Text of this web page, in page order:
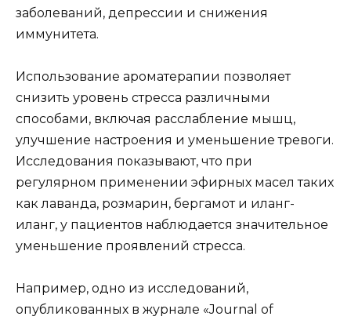
заболеваний, депрессии и снижения
иммунитета.
Использование ароматерапии позволяет
снизить уровень стресса различными
способами, включая расслабление мышц,
улучшение настроения и уменьшение тревоги.
Исследования показывают, что при
регулярном применении эфирных масел таких
как лаванда, розмарин, бергамот и иланг-
иланг, у пациентов наблюдается значительное
уменьшение проявлений стресса.
Например, одно из исследований,
опубликованных в журнале «Journal of